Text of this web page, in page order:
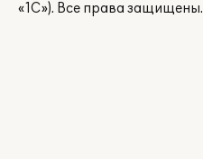
«1С»). Все права защищены.